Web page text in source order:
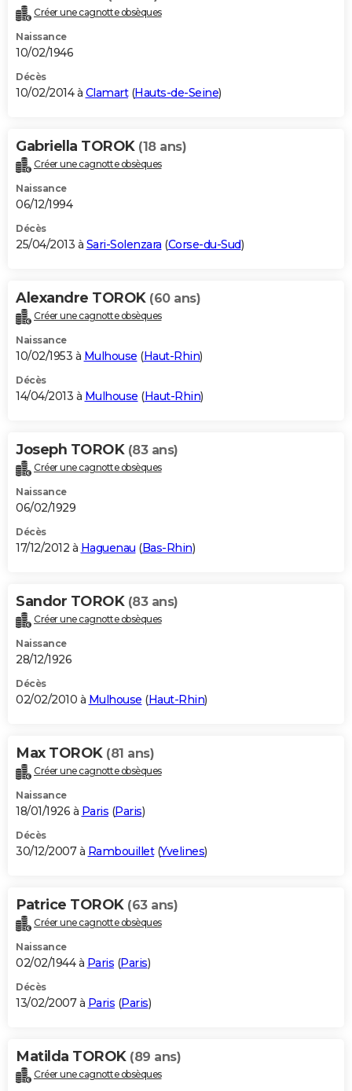
Créer une cagnotte obsèques
Naissance
10/02/1946
Décès
10/02/2014 à Clamart(Hauts-de-Seine)
Gabriella TOROK (18 ans)
Créer une cagnotte obsèques
Naissance
06/12/1994
Décès
25/04/2013 à Sari-Solenzara (Corse-du-Sud)
Alexandre TOROK (60 ans)
Créer une cagnotte obsèques
Naissance
10/02/1953 à Mulhouse (Haut-Rhin)
Décès
14/04/2013 à Mulhouse (Haut-Rhin)
Joseph TOROK (83 ans)
Créer une cagnotte obsèques
Naissance
06/02/1929
Décès
17/12/2012 à Haguenau (Bas-Rhin)
Sandor TOROK (83 ans)
Créer une cagnotte obsèques
Naissance
28/12/1926
Décès
02/02/2010 à Mulhouse (Haut-Rhin)
Max TOROK (81 ans)
Créer une cagnotte obsèques
Naissance
18/01/1926 à Paris (Paris)
Décès
30/12/2007 à Rambouillet(Yvelines)
Patrice TOROK (63 ans)
Créer une cagnotte obsèques
Naissance
02/02/1944 à Paris (Paris)
Décès
13/02/2007 à Paris (Paris)
Matilda TOROK (89 ans)
Créer une cagnotte obsèques